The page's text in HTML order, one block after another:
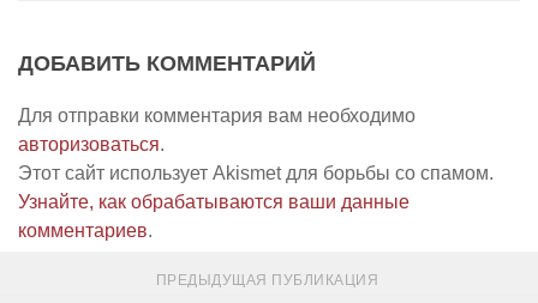
ДОБАВИТЬ КОММЕНТАРИЙ
Для отправки комментария вам необходимо
авторизоваться.
Этот сайт использует Akismet для борьбы со спамом.
Узнайте, как обрабатываются ваши данные
комментариев.
ПРЕДЫДУЩАЯ ПУБЛИКАЦИЯ